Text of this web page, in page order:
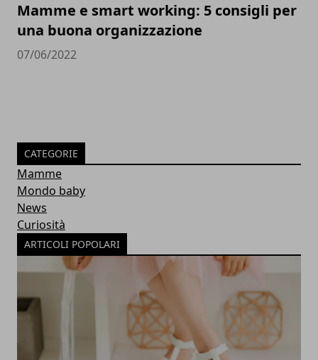
Mamme e smart working: 5 consigli per
una buona organizzazione
07/06/2022
CATEGORIE
Mamme
Mondo baby
News
Curiosità
ARTICOLI POPOLARI